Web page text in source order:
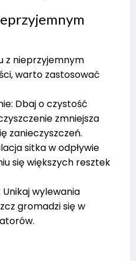
z nieprzyjemnym
warto zastosować
Dbaj o czystość
zmniejsza
zanieczyszczeń.
sitka w odpływie
się większych resztek
Unikaj wylewania
gromadzi się w